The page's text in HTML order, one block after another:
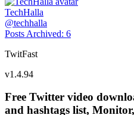
TechHalla
@techhalla
Posts Archived: 6
TwitFast
v1.4.94
Free Twitter video
and hashtags list,